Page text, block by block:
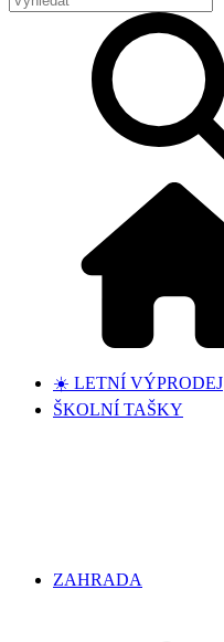
☀️ LETNÍ VÝPRODEJ
ŠKOLNÍ TAŠKY
ZAHRADA